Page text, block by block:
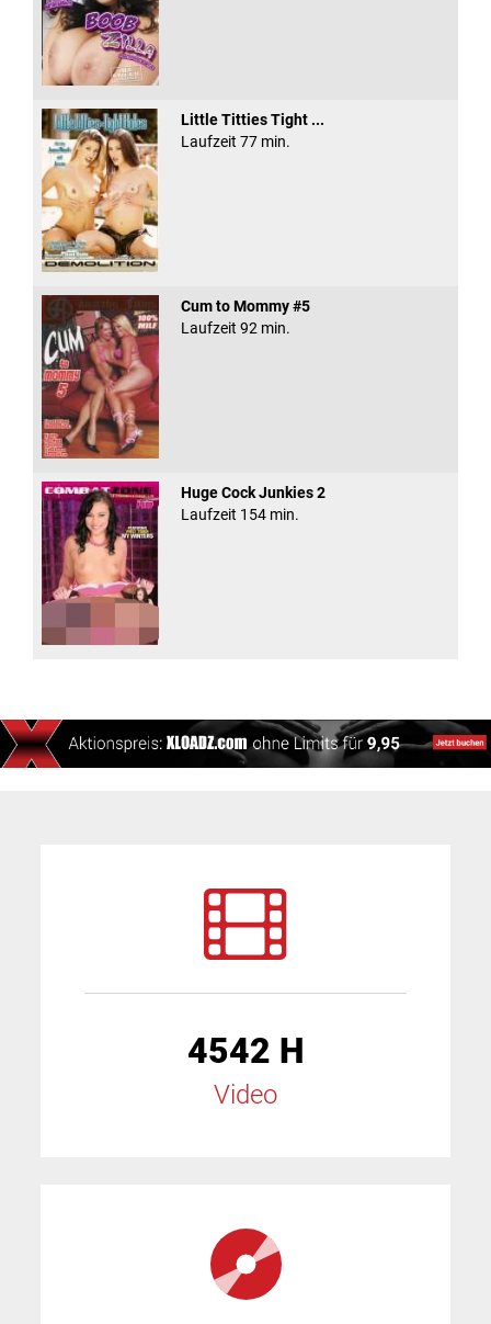
Little Titties Tight ...
Laufzeit 77 min.
Cum to Mommy #5
Laufzeit 92 min.
Huge Cock Junkies 2
Laufzeit 154 min.
4542 H
Video